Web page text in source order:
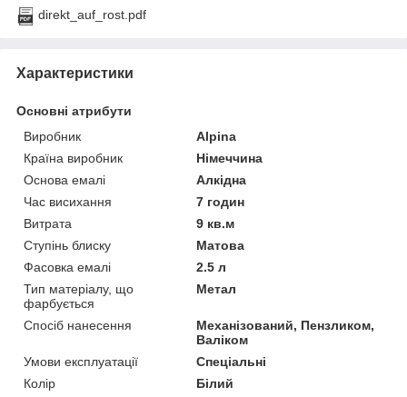
direkt_auf_rost.pdf
Характеристики
Основні атрибути
Виробник
Alpina
Країна виробник
Німеччина
Основа емалі
Алкідна
Час висихання
7 годин
Витрата
9 кв.м
Ступінь блиску
Матова
Фасовка емалі
2.5 л
Тип матеріалу, що
фарбується
Метал
Спосіб нанесення
Механізований, Пензликом,
Валіком
Умови експлуатації
Спеціальні
Колір
Білий